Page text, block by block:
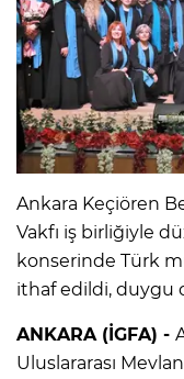
Ankara Keçiören
Vakfı iş birliğiyle
konserinde Türk
ithaf edildi, duygu
ANKARA (İGFA) -
Uluslararası